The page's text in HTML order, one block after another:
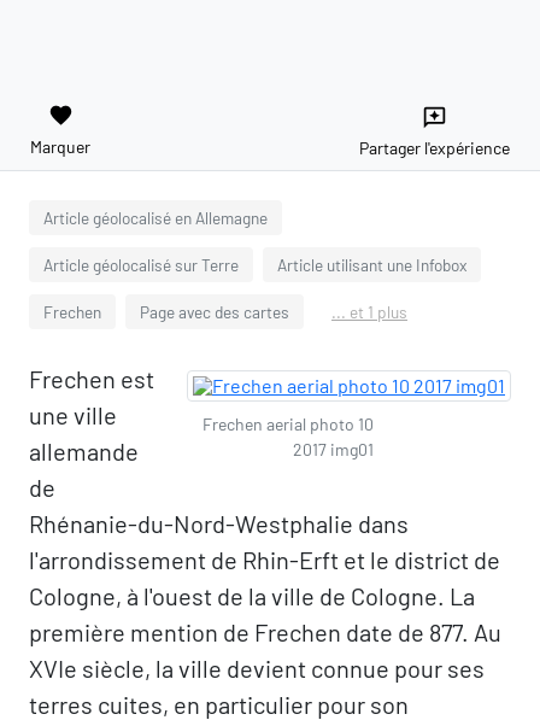
favorite
Marquer
reviews
Partager l'expérience
Article géolocalisé en Allemagne
Article géolocalisé sur Terre Article utilisant une Infobox
Frechen Page avec des cartes ... et 1 plus
Frechen aerial photo 10
2017 img01
Frechen est
une ville
allemande
de
Rhénanie-du-Nord-Westphalie dans
l'arrondissement de Rhin-Erft et le district de
Cologne, à l'ouest de la ville de Cologne. La
première mention de Frechen date de 877. Au
XVIe siècle, la ville devient connue pour ses
terres cuites, en particulier pour son